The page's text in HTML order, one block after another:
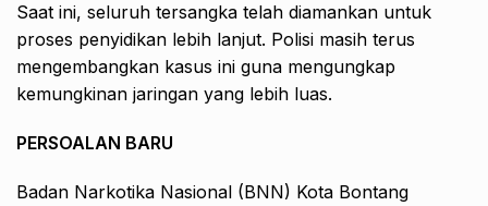
Saat ini, seluruh tersangka telah diamankan untuk
proses penyidikan lebih lanjut. Polisi masih terus
mengembangkan kasus ini guna mengungkap
kemungkinan jaringan yang lebih luas.
PERSOALAN BARU
Badan Narkotika Nasional (BNN) Kota Bontang